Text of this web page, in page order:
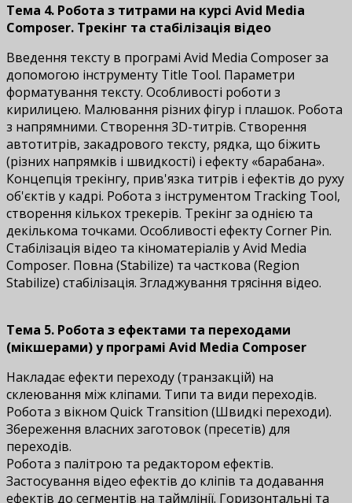
Тема 4. Робота з титрами на курсі Avid Media
Composer. Трекінг та стабілізація відео
Введення тексту в програмі Avid Media Composer за
допомогою інструменту Title Tool. Параметри
форматування тексту. Особливості роботи з
кирилицею. Малювання різних фігур і плашок. Робота
з напрямними. Створення 3D-титрів. Створення
автотитрів, закадрового тексту, рядка, що біжить
(різних напрямків і швидкості) і ефекту «барабана».
Концепція трекінгу, прив'язка титрів і ефектів до руху
об'єктів у кадрі. Робота з інструментом Tracking Tool,
створення кількох трекерів. Трекінг за однією та
декількома точками. Особливості ефекту Corner Pin.
Стабілізація відео та кіноматеріалів у Avid Media
Composer. Повна (Stabilize) та часткова (Region
Stabilize) стабілізація. Згладжування трясіння відео.
Тема 5. Робота з ефектами та переходами
(мікшерами) у програмі Avid Media Composer
Накладає ефекти переходу (транзакцій) на
склеювання між кліпами. Типи та види переходів.
Робота з вікном Quick Transition (Швидкі переходи).
Збереження власних заготовок (пресетів) для
переходів.
Робота з палітрою та редактором ефектів.
Застосування відео ефектів до кліпів та додавання
ефектів до сегментів на таймлінії. Горизонтальні та